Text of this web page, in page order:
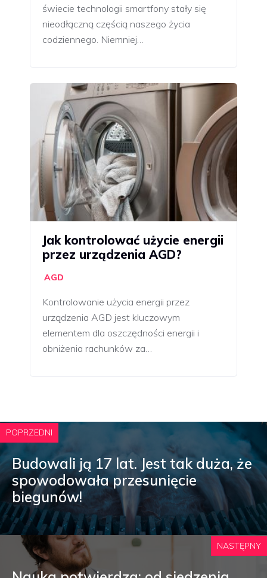
świecie technologii smartfony stały się
nieodłączną częścią naszego życia
codziennego. Niemniej…
Jak kontrolować użycie energii
przez urządzenia AGD?
AGD
Kontrolowanie użycia energii przez
urządzenia AGD jest kluczowym
elementem dla oszczędności energii i
obniżenia rachunków za…
POPRZEDNI
Budowali ją 17 lat. Jest tak duża, że
spowodowała przesunięcie
biegunów!
NASTĘPNY